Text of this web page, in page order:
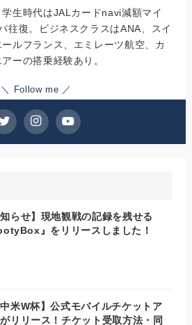
生時代はJALカードnavi減額マイ
往復。ビジネスクラスはANA、スイ
ルフランス、エミレーツ航空、カ
ーの搭乗経験あり。
＼ Follow me ／
知らせ】現地観戦の記録を残せる
』をリリースしました！
中米W杯】公式モバイルチケットア
リリース！チケット受取方法・同